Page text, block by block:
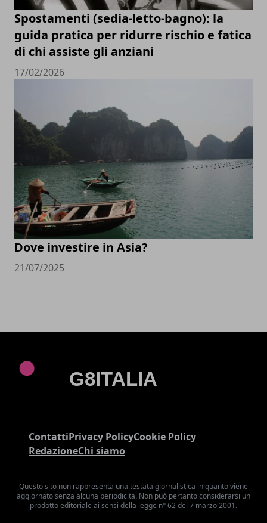
Spostamenti (sedia-letto-bagno): la
guida pratica per ridurre rischio e fatica
di chi assiste gli anziani
17/02/2026
Dove investire in Asia?
21/07/2025
ContattiPrivacy PolicyCookie Policy
RedazioneChi siamo
Questo sito non rappresenta una testata giornalistica in quanto viene
aggiornato senza alcuna periodicità. Non può pertanto considerarsi un
prodotto editoriale ai sensi della legge n° 62 del 7 marzo 2001.